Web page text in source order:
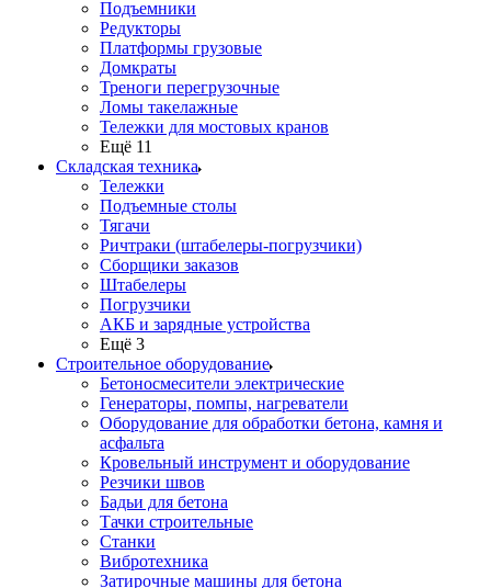
Подъемники
Редукторы
Платформы грузовые
Домкраты
Треноги перегрузочные
Ломы такелажные
Тележки для мостовых кранов
Ещё 11
Складская техника
Тележки
Подъемные столы
Тягачи
Ричтраки (штабелеры-погрузчики)
Сборщики заказов
Штабелеры
Погрузчики
АКБ и зарядные устройства
Ещё 3
Строительное оборудование
Бетоносмесители электрические
Генераторы, помпы, нагреватели
Оборудование для обработки бетона, камня и
асфальта
Кровельный инструмент и оборудование
Резчики швов
Бадьи для бетона
Тачки строительные
Станки
Вибротехника
Затирочные машины для бетона